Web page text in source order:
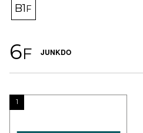
B1F
6F JUNKDO
1